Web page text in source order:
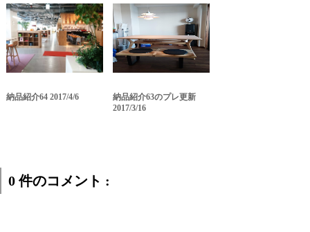
納品紹介64 2017/4/6
納品紹介63のプレ更新
2017/3/16
0 件のコメント :